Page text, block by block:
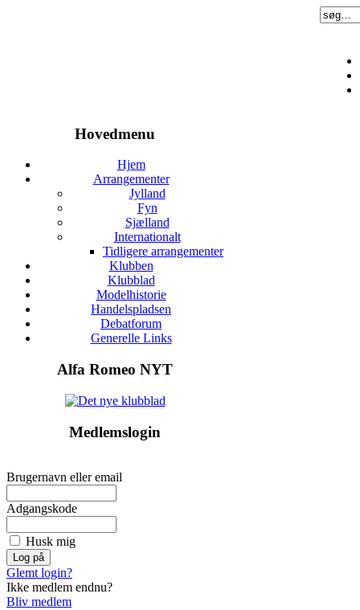
Hovedmenu
Hjem
Arrangementer
Jylland
Fyn
Sjælland
Internationalt
Tidligere arrangementer
Klubben
Klubblad
Modelhistorie
Handelspladsen
Debatforum
Generelle Links
Alfa Romeo NYT
Medlemslogin
Brugernavn eller email
Adgangskode
Husk mig
Glemt login?
Ikke medlem endnu?
Bliv medlem